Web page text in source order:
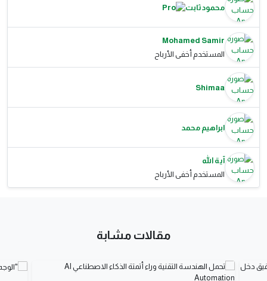
محمود ثابت
Mohamed Samir
المستخدم أخفى الأرباح
Shimaa
ابراهيم محمد
آية الله
المستخدم أخفى الأرباح
مقالات مشابة